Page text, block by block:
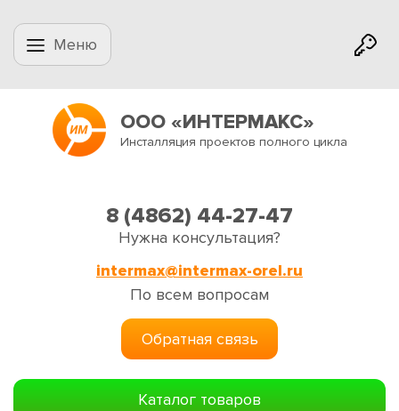
Меню
ООО «ИНТЕРМАКС»
Инсталляция проектов полного цикла
8 (4862) 44-27-47
Нужна консультация?
intermax@intermax-orel.ru
По всем вопросам
Обратная связь
Каталог товаров